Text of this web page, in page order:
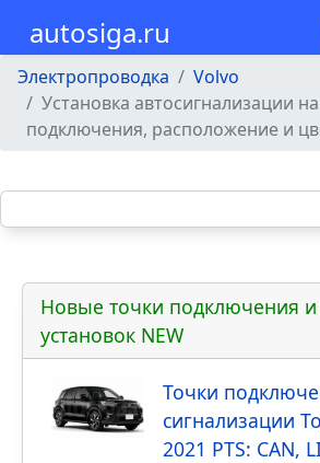
autosiga.ru
Электропроводка
Volvo
Установка автосигнализации
подключения, расположение и
Новые точки подключения и
установок NEW
Точки
сигнализации
2021 PTS: CAN,